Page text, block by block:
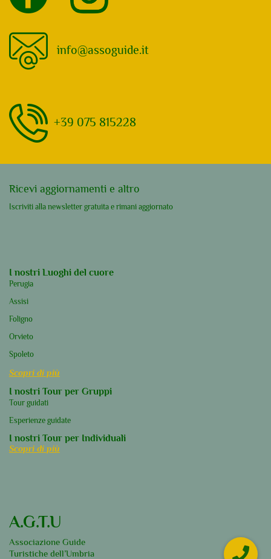
Chi
siamo
scopri
occupiamo di promuovere l’Umbria, il
territorio dove viviamo. I nostri punti di
forza: quarant’anni di esperienza, un ampio
ventaglio di lingue e un forte legame con i
luoghi e le persone della nostra terra.
Che tu sia un viaggiatore esperto o un
turista curioso, affidati a noi.
AGTU… esclusivamente guide,
esclusivamente locali.
info@assoguide.it
+39 075 815228
Ricevi aggiornamenti e altro
Iscriviti alla newsletter gratuita e rimani aggiornato
I nostri Luoghi del cuore
Perugia
Assisi
Foligno
Orvieto
Spoleto
Scopri di più
I nostri Tour per Gruppi
Tour guidati
Esperienze guidate
I nostri Tour per Individuali
Scopri di più
A.G.T.U
Associazione Guide
Turistiche dell’Umbria